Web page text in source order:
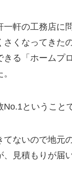
一軒の工務店に
さくなってきた
きる「ホームプ
No.1ということ
てないので地元
、見積もりが届